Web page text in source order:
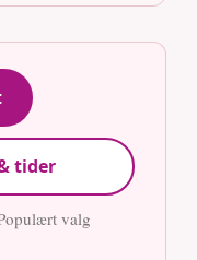
tider
valg